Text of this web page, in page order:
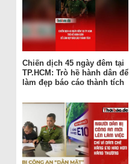
Chiến dịch 45 ngày đêm tại
TP.HCM: Trò hề hành dân để
làm đẹp báo cáo thành tích